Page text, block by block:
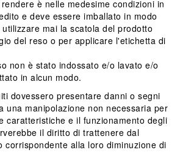
è nelle medesime condizioni in
e deve essere imballato in modo
mai la scatola del prodotto
del reso o per applicare l'etichetta di
non è stato indossato e/o lavato e/o
in alcun modo.
dovessero presentare danni o segni
una manipolazione non necessaria per
caratteristiche e il funzionamento degli
il diritto di trattenere dal
corrispondente alla loro diminuzione di